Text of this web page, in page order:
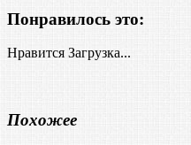
Понравилось это:
Нравится Загрузка...
Похожее